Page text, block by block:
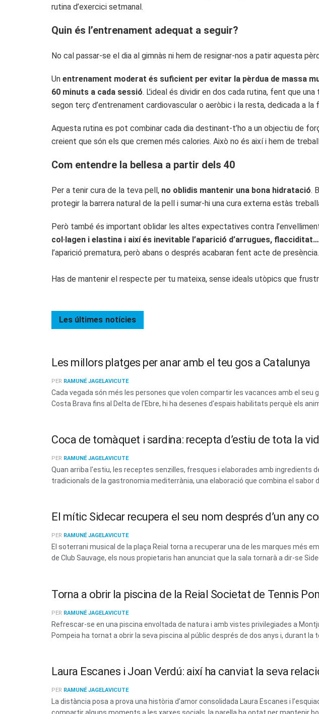
rutina d’exercici setmanal.
Quin és l’entrenament adequat a seguir?
No cal passar-se el dia al gimnàs ni hem de resignar-nos a patir aquesta
Un entrenament moderat és suficient per evitar la pèrdua de massa
60 minuts a cada sessió. L’ideal és dividir en dos cada rutina, fent que
segon terç d’entrenament cardiovascular o aeròbic i la resta, dedicada a la
Aquesta rutina es pot combinar cada dia destinant-t’ho a un objectiu de
creient que són els que cremen més calories. Això no és així i hem de
Com entendre la bellesa a partir dels 40
Per a tenir cura de la teva pell, no oblidis mantenir una bona hidratació.
protegir la barrera natural de la pell i sumar-hi una cura externa estàs
Però també és important oblidar les altes expectatives contra
col·lagen i elastina i així és inevitable l’aparició d’arrugues, flacciditat…
l’aparició prematura, però abans o després acabaran fent acte de presència.
Has de mantenir el respecte per tu mateixa, sense ideals utòpics que
Les últimes notícies
Les millors platges per anar amb el teu gos a Catalunya
PER RAMUNÉ JAGELAVICUTE
Cada vegada són més les persones que volen compartir les vacances amb el
Costa Brava fins al Delta de l'Ebre, hi ha desenes d'espais habilitats perquè els
Coca de tomàquet i sardina: recepta d’estiu de tota la
PER RAMUNÉ JAGELAVICUTE
Quan arriba l'estiu, les receptes senzilles, fresques i elaborades amb
tradicionals de la gastronomia mediterrània, una elaboració que combina el
El mític Sidecar recupera el seu nom després d’un any
PER RAMUNÉ JAGELAVICUTE
El soterrani musical de la plaça Reial torna a recuperar una de les marques més
de Club Sauvage, els nous propietaris han anunciat que la sala tornarà a dir-se
Torna a obrir la piscina de la Reial Societat de Tennis
PER RAMUNÉ JAGELAVICUTE
Refrescar-se en una piscina envoltada de natura i amb vistes privilegiades a
Pompeia ha tornat a obrir la seva piscina al públic després de dos anys i, durant la
Laura Escanes i Joan Verdú: així ha canviat la seva
PER RAMUNÉ JAGELAVICUTE
La distància posa a prova una història d’amor consolidada Laura Escanes i